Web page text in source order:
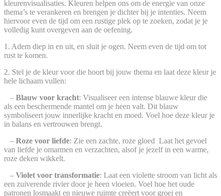
kleurenvisualisaties. Kleuren helpen ons om de energie van onze
thema’s te verankeren en brengen je dichter bij je intenties. Neem
hiervoor even de tijd om een rustige plek op te zoeken, zodat je je
volledig kunt overgeven aan de oefening.
1. Adem diep in en uit, en sluit je ogen. Neem even de tijd om tot
rust te komen.
2. Stel je de kleur voor die hoort bij jouw thema en laat deze kleur je
hele lichaam vullen:
– Blauw voor kracht: Visualiseer een intense blauwe kleur die
als een beschermende mantel om je heen valt. Dit blauw
symboliseert jouw innerlijke kracht en moed. Voel hoe deze kleur je
in balans en vertrouwen brengt.
– Roze voor liefde: Zie een zachte, roze gloed Laat het gevoel
van liefde je omarmen en verzachten, alsof je jezelf in een warme,
roze deken wikkelt.
– Violet voor transformatie: Laat een violette stroom van licht als
een zuiverende rivier door je heen vloeien. Voel hoe het oude
patronen losmaakt en nieuwe ruimte creëert voor groei en